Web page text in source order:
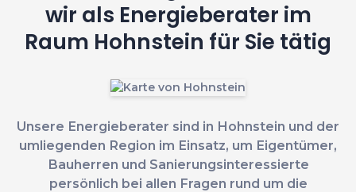
wir als Energieberater im
Raum Hohnstein für Sie tätig
Unsere Energieberater sind in Hohnstein und der
umliegenden Region im Einsatz, um Eigentümer,
Bauherren und Sanierungsinteressierte
persönlich bei allen Fragen rund um die